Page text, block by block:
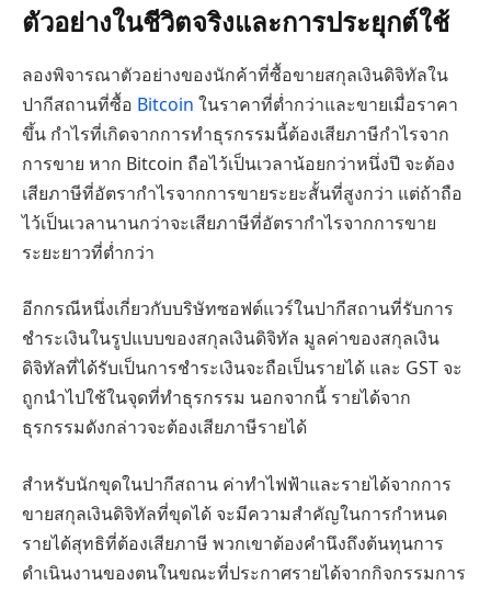
ตัวอย่างในชีวิตจริงและการประยุกต์ใช้
ลองพิจารณาตัวอย่างของนักค้าที่ซื้อขายสกุลเงินดิจิทัลใน
ปากีสถานที่ซื้อ Bitcoin ในราคาที่ต่ำกว่าและขายเมื่อราคา
ขึ้น กำไรที่เกิดจากการทำธุรกรรมนี้ต้องเสียภาษีกำไรจาก
การขาย หาก Bitcoin ถือไว้เป็นเวลาน้อยกว่าหนึ่งปี จะต้อง
เสียภาษีที่อัตรากำไรจากการขายระยะสั้นที่สูงกว่า แต่ถ้าถือ
ไว้เป็นเวลานานกว่าจะเสียภาษีที่อัตรากำไรจากการขาย
ระยะยาวที่ต่ำกว่า
อีกกรณีหนึ่งเกี่ยวกับบริษัทซอฟต์แวร์ในปากีสถานที่รับการ
ชำระเงินในรูปแบบของสกุลเงินดิจิทัล มูลค่าของสกุลเงิน
ดิจิทัลที่ได้รับเป็นการชำระเงินจะถือเป็นรายได้ และ GST จะ
ถูกนำไปใช้ในจุดที่ทำธุรกรรม นอกจากนี้ รายได้จาก
ธุรกรรมดังกล่าวจะต้องเสียภาษีรายได้
สำหรับนักขุดในปากีสถาน ค่าทำไฟฟ้าและรายได้จากการ
ขายสกุลเงินดิจิทัลที่ขุดได้ จะมีความสำคัญในการกำหนด
รายได้สุทธิที่ต้องเสียภาษี พวกเขาต้องคำนึงถึงต้นทุนการ
ดำเนินงานของตนในขณะที่ประกาศรายได้จากกิจกรรมการ